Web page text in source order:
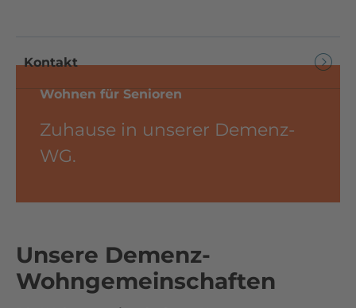
Kontakt
Wohnen für Senioren
Zuhause in unserer Demenz-
WG.
Unsere Demenz-
Wohngemeinschaften